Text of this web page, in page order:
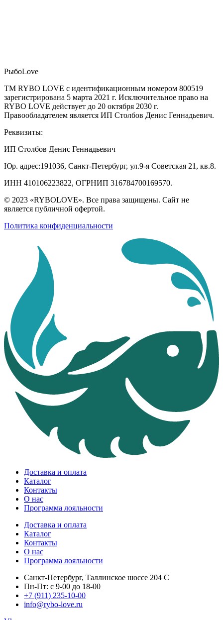
РыбоLove
ТМ RYBO LOVE с идентификационным номером 800519
зарегистрирована 5 марта 2021 г. Исключительное право на
RYBO LOVE действует до 20 октября 2030 г.
Правообладателем является ИП Столбов Денис Геннадьевич.
Реквизиты:
ИП Столбов Денис Геннадьевич
Юр. адрес:191036, Санкт-Петербург, ул.9-я Советская 21, кв.8.
ИНН 410106223822, ОГРНИП 316784700169570.
© 2023 «RYBOLOVE». Все права защищены. Сайт не
является публичной офертой.
Политика конфиденциальности
Доставка и оплата
Каталог
Контакты
О нас
Программа лояльности
Доставка и оплата
Каталог
Контакты
О нас
Программа лояльности
Санкт-Петербург, Таллинское шоссе 204 С
Пн-Пт: с 9-00 до 18-00
+7 (911) 235-10-00
info@rybo-love.ru